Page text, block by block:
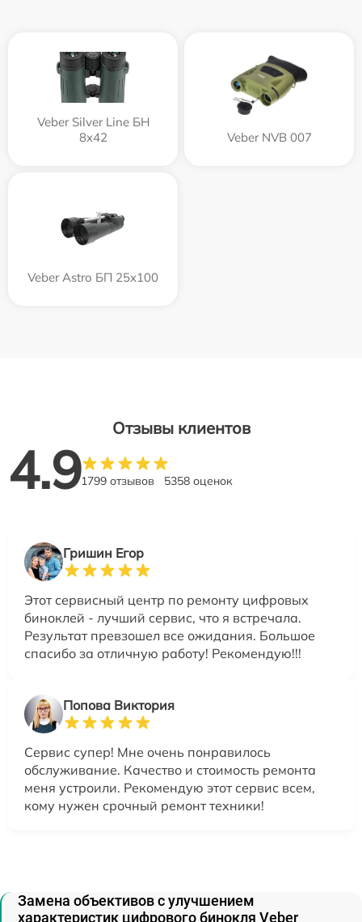
Veber Silver Line БН
8x42
Veber NVB 007
Veber Astro БП 25x100
Отзывы клиентов
4.91799 отзывов 5358 оценок
Гришин Егор
Этот сервисный центр по ремонту цифровых
биноклей - лучший сервис, что я встречала.
Результат превзошел все ожидания. Большое
спасибо за отличную работу! Рекомендую!!!
Попова Виктория
Сервис супер! Мне очень понравилось
обслуживание. Качество и стоимость ремонта
меня устроили. Рекомендую этот сервис всем,
кому нужен срочный ремонт техники!
Замена объективов с улучшением
характеристик цифрового бинокля Veber